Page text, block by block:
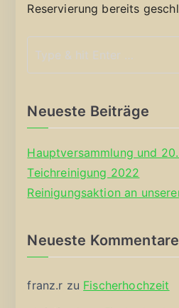
Reservierung bereits
Neueste Beiträge
Hauptversammlung und
Teichreinigung 2022
Reinigungsaktion an
Neueste Kommentare
franz.r zu Fischerhochzeit